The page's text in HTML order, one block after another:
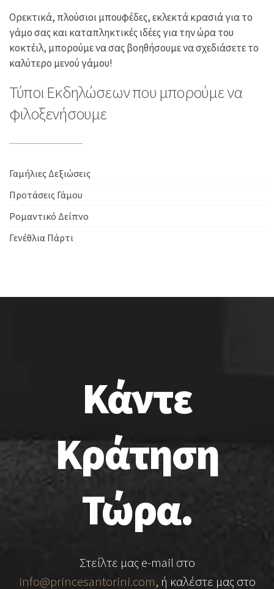
Ορεκτικά, πλούσιοι μπουφέδες, εκλεκτά κρασιά για το
γάμο σας και καταπληκτικές ιδέες για την ώρα του
κοκτέιλ, μπορούμε να σας βοηθήσουμε να σχεδιάσετε το
καλύτερο μενού γάμου!
Τύποι Εκδηλώσεων που μπορούμε να
φιλοξενήσουμε
Γαμήλιες Δεξιώσεις
Προτάσεις Γάμου
Ρομαντικό Δείπνο
Γενέθλια Πάρτι
Κάντε
Κράτηση
Τώρα.
Στείλτε μας e-mail στο
info@princesantorini.com, ή καλέστε μας στο